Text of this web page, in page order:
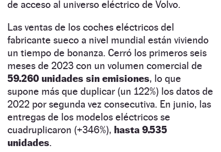
de acceso al universo eléctrico de Volvo.
Las ventas de los coches eléctricos del
fabricante sueco a nivel mundial están viviendo
un tiempo de bonanza. Cerró los primeros seis
meses de 2023 con un volumen comercial de
59.260 unidades sin emisiones, lo que
supone más que duplicar (un 122%) los datos de
2022 por segunda vez consecutiva. En junio, las
entregas de los modelos eléctricos se
cuadruplicaron (+346%), hasta 9.535
unidades.